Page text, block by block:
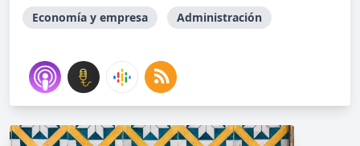
Economía y empresa Administración